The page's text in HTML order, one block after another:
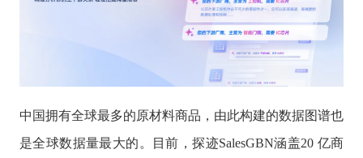
中国拥有全球最多的原材料商品，由此构建的数据图谱也
是全球数据量最大的。目前，探迹SalesGBN涵盖20 亿商